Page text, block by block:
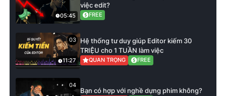
05:45
việc edit?
FREE
03
11:27
Hệ thống tư duy giúp Editor kiếm 30
TRIỆU cho 1 TUẦN làm việc
QUAN TRỌNG FREE
04
Bạn có hợp với nghề dựng phim không?